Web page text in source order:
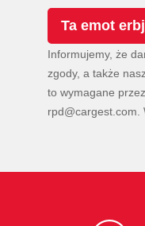
Informujemy, że
zgody, a także
to wymagane